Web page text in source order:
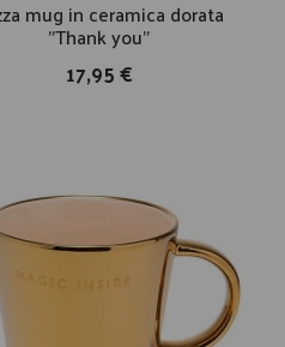
mug in ceramica dorata
"Thank you"
17,95 €